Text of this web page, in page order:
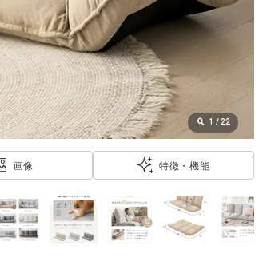
1 / 22
画像 特徴・機能